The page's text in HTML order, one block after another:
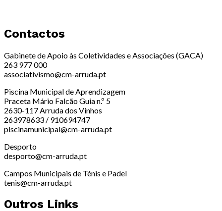
Contactos
Gabinete de Apoio às Coletividades e Associações (GACA)
263 977 000
associativismo@cm-arruda.pt
Piscina Municipal de Aprendizagem
Praceta Mário Falcão Guia n.º 5
2630-117 Arruda dos Vinhos
263978633 / 910694747
piscinamunicipal@cm-arruda.pt
Desporto
desporto@cm-arruda.pt
Campos Municipais de Ténis e Padel
tenis@cm-arruda.pt
Outros Links